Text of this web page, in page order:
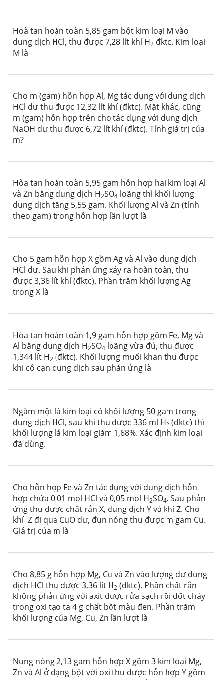
Hoà tan hoàn toàn 5,85 gam bột kim loại M vào
dung dịch HCl, thu được 7,28 lít khí H2 đktc. Kim loại
M là
Cho m (gam) hỗn hợp Al, Mg tác dụng với dung dịch
HCl dư thu được 12,32 lít khí(đktc). Mặt khác, cũng
m (gam) hỗn hợp trên cho tác dụng với dung dịch
NaOH dư thu được 6,72 lít khí (đktc). Tính giá trị của
m?
Hòa tan hoàn toàn 5,95 gam hỗn hợp hai kim loại Al
và Zn bằng dung dịch H2SO4 loãng thì khối lượng
dung dịch tăng 5,55 gam. Khối lượng Al và Zn (tính
theo gam) trong hỗn hợp lần lượt là
Cho 5 gam hỗn hợp X gồm Ag và Al vào dung dịch
HCl dư. Sau khi phản ứng xảy ra hoàn toàn, thu
được 3,36 lít khí (đktc). Phần trăm khối lượng Ag
trong X là
Hòa tan hoàn toàn 1,9 gam hỗn hợp gồm Fe, Mg và
Al bằng dung dịch H2SO4 loãng vừa đủ, thu được
1,344 lít H2 (đktc). Khối lượng muối khan thu được
khi cô cạn dung dịch sau phản ứng là
Ngâm một lá kim loại có khối lượng 50 gam trong
dung dịch HCl, sau khi thu được 336 ml H2 (đktc) thì
khối lượng lá kim loại giảm 1,68%. Xác định kim loại
đã dùng.
Cho hỗn hợp Fe và Zn tác dụng với dung dịch hỗn
hợp chứa 0,01 mol HCl và 0,05 mol H2SO4. Sau phản
ứng thu được chất rắn X, dung dịch Y và khí Z. Cho
khí Z đi qua CuO dư, đun nóng thu được m gam Cu.
Giá trị của m là
Cho 8,85 g hỗn hợp Mg, Cu và Zn vào lượng dư dung
dịch HCl thu được 3,36 lít H2 (đktc). Phần chất rắn
không phản ứng với axit được rửa sạch rồi đốt cháy
trong oxi tạo ta 4 g chất bột màu đen. Phần trăm
khối lượng của Mg, Cu, Zn lần lượt là
Nung nóng 2,13 gam hỗn hợp X gồm 3 kim loại Mg,
Zn và Al ở dạng bột với oxi thu được hỗn hợp Y gồm